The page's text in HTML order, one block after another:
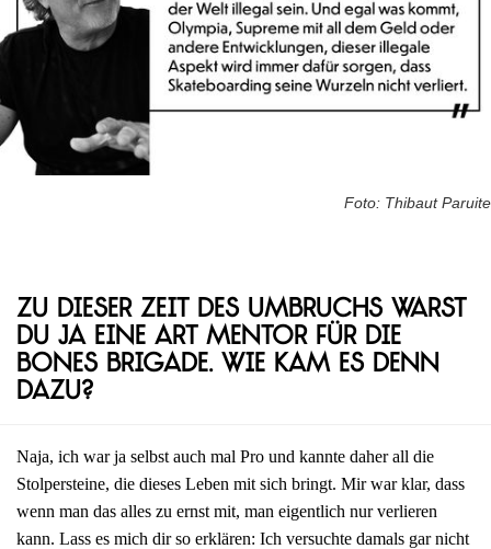
Foto: Thibaut Paruite
Zu dieser Zeit des Umbruchs warst
du ja eine Art Mentor für die
Bones Brigade. Wie kam es denn
dazu?
Naja, ich war ja selbst auch mal Pro und kannte daher all die
Stolpersteine, die dieses Leben mit sich bringt. Mir war klar, dass
wenn man das alles zu ernst mit, man eigentlich nur verlieren
kann. Lass es mich dir so erklären: Ich versuchte damals gar nicht